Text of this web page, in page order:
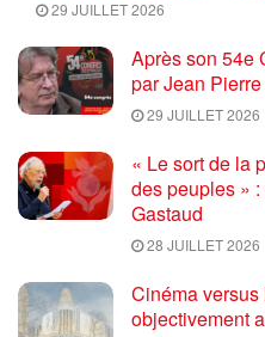
29 JUILLET 2026
Après son 54e
par Jean
29 JUILLET 2026
« Le sort de la
des peuples »
Gastaud
28 JUILLET 2026
Cinéma
objectivement